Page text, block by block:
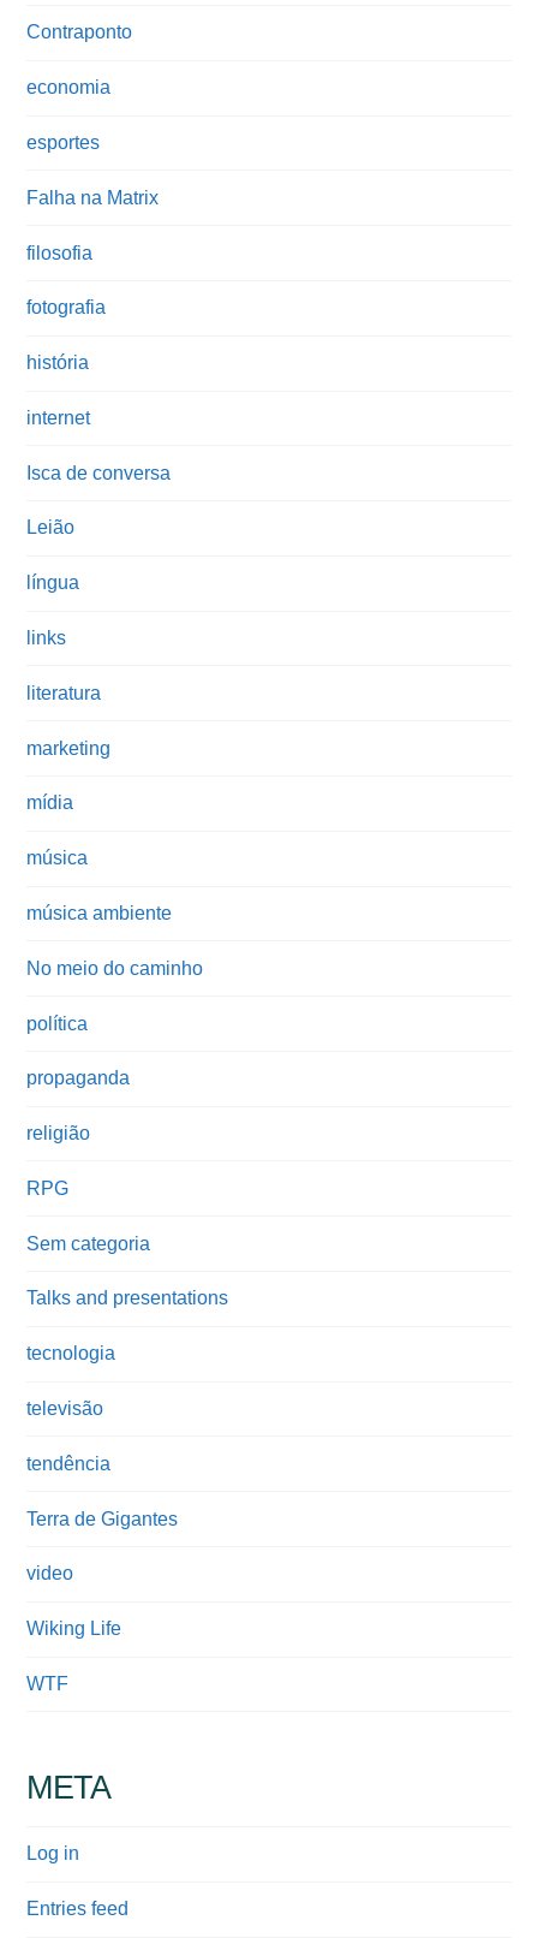
Contraponto
economia
esportes
Falha na Matrix
filosofia
fotografia
história
internet
Isca de conversa
Leião
língua
links
literatura
marketing
mídia
música
música ambiente
No meio do caminho
política
propaganda
religião
RPG
Sem categoria
Talks and presentations
tecnologia
televisão
tendência
Terra de Gigantes
video
Wiking Life
WTF
META
Log in
Entries feed